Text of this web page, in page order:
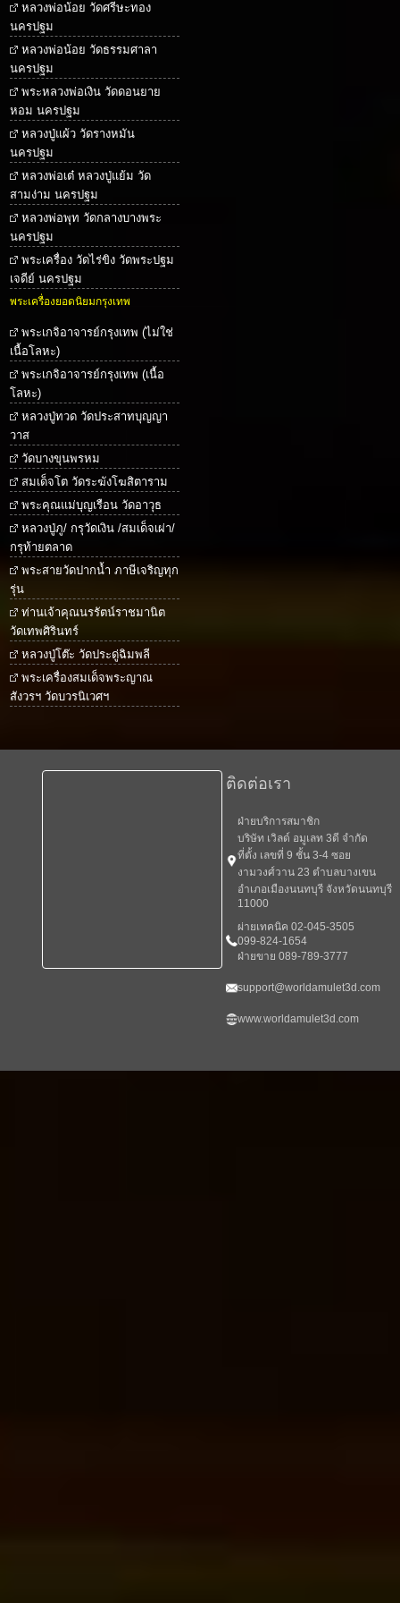
หลวงพ่อน้อย วัดศรีษะทอง
นครปฐม
หลวงพ่อน้อย วัดธรรมศาลา
นครปฐม
พระหลวงพ่อเงิน วัดดอนยาย
หอม นครปฐม
หลวงปู่แผ้ว วัดรางหมัน
นครปฐม
หลวงพ่อเต๋ หลวงปู่แย้ม วัด
สามง่าม นครปฐม
หลวงพ่อพุท วัดกลางบางพระ
นครปฐม
พระเครื่อง วัดไร่ขิง วัดพระปฐม
เจดีย์ นครปฐม
พระเครื่องยอดนิยมกรุงเทพ
พระเกจิอาจารย์กรุงเทพ (ไม่ใช่
เนื้อโลหะ)
พระเกจิอาจารย์กรุงเทพ (เนื้อ
โลหะ)
หลวงปู่ทวด วัดประสาทบุญญา
วาส
วัดบางขุนพรหม
สมเด็จโต วัดระฆังโฆสิตาราม
พระคุณแม่บุญเรือน วัดอาวุธ
หลวงปู่ภู/ กรุวัดเงิน /สมเด็จเผ่า/
กรุท้ายตลาด
พระสายวัดปากน้ำ ภาษีเจริญทุก
รุ่น
ท่านเจ้าคุณนรรัตน์ราชมานิต
วัดเทพศิรินทร์
หลวงปู่โต๊ะ วัดประดู่ฉิมพลี
พระเครื่องสมเด็จพระญาณ
สังวรฯ วัดบวรนิเวศฯ
ติดต่อเรา
ฝ่ายบริการสมาชิก
บริษัท เวิลด์ อมูเลท 3ดี จำกัด
ที่ตั้ง เลขที่ 9 ชั้น 3-4 ซอย
งามวงศ์วาน 23 ตำบลบางเขน
อำเภอเมืองนนทบุรี จังหวัดนนทบุรี
11000
ผ่ายเทคนิค 02-045-3505
099-824-1654
ฝ่ายขาย 089-789-3777
support@worldamulet3d.com
www.worldamulet3d.com